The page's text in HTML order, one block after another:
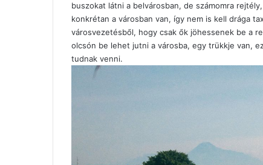
buszokat látni a belvárosban, de számomra
konkrétan a városban van, így nem is kell drága
városvezetésből, hogy csak ők jöhessenek be a
olcsón be lehet jutni a városba, egy trükkje van,
tudnak venni.